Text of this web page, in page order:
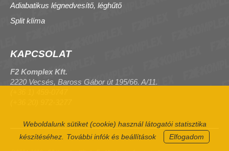
Weboldalunk sütiket (cookie) használ látogatói statisztika
készítéséhez.
További infók és beállítások Elfogadom
Adiabatikus légnedvesítő, léghűtő
Split klíma
KAPCSOLAT
F2 Komplex Kft.
2220 Vecsés, Baross Gábor út 195/66. A/11.